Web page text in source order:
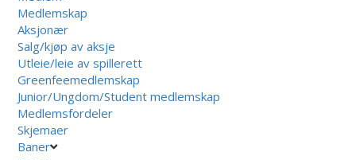
Medlemskap
Aksjonær
Salg/kjøp av aksje
Utleie/leie av spillerett
Greenfeemedlemskap
Junior/Ungdom/Student medlemskap
Medlemsfordeler
Skjemaer
Baner